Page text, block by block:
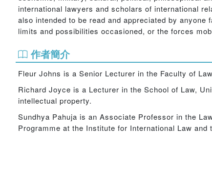
international lawyers and scholars of international
also intended to be read and appreciated by
limits and possibilities occasioned, or the forces
作者簡介
Fleur Johns is a Senior Lecturer in the Faculty of
Richard Joyce is a Lecturer in the School of Law,
intellectual property.
Sundhya Pahuja is an Associate Professor in the
Programme at the Institute for International Law and